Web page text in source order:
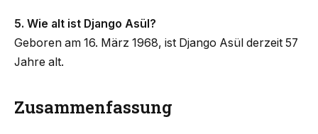
5. Wie alt ist Django Asül?
Geboren am 16. März 1968, ist Django Asül derzeit 57
Jahre alt.
Zusammenfassung